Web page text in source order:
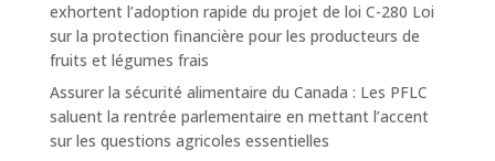
exhortent l’adoption rapide du projet de loi C-280 Loi
sur la protection financière pour les producteurs de
fruits et légumes frais
Assurer la sécurité alimentaire du Canada : Les PFLC
saluent la rentrée parlementaire en mettant l’accent
sur les questions agricoles essentielles